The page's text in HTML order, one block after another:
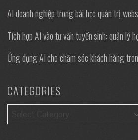
AI doanh nghiệp trong bài học quản trị
Tích hợp AI vào tư vấn tuyển sinh: quản lý
Ứng dụng AI cho chăm sóc khách hàng
CATEGORIES
Categories